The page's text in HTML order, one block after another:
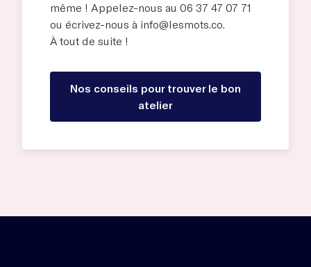
même ! Appelez-nous au 06 37 47 07 71
ou écrivez-nous à info@lesmots.co.
À tout de suite !
Nos conseils pour trouver le bon
atelier